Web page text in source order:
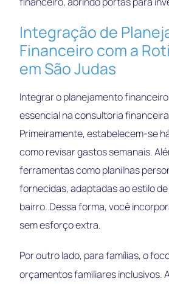
Integração de
Financeiro com a
em São Judas
Integrar o planejamento
essencial na consultoria
Primeiramente, estabelecem-se
como revisar gastos semanais.
ferramentas como planilhas
fornecidas, adaptadas ao estilo
bairro. Dessa forma, você
sem esforço extra.
Por outro lado, para famílias, o
orçamentos familiares inclusivos.